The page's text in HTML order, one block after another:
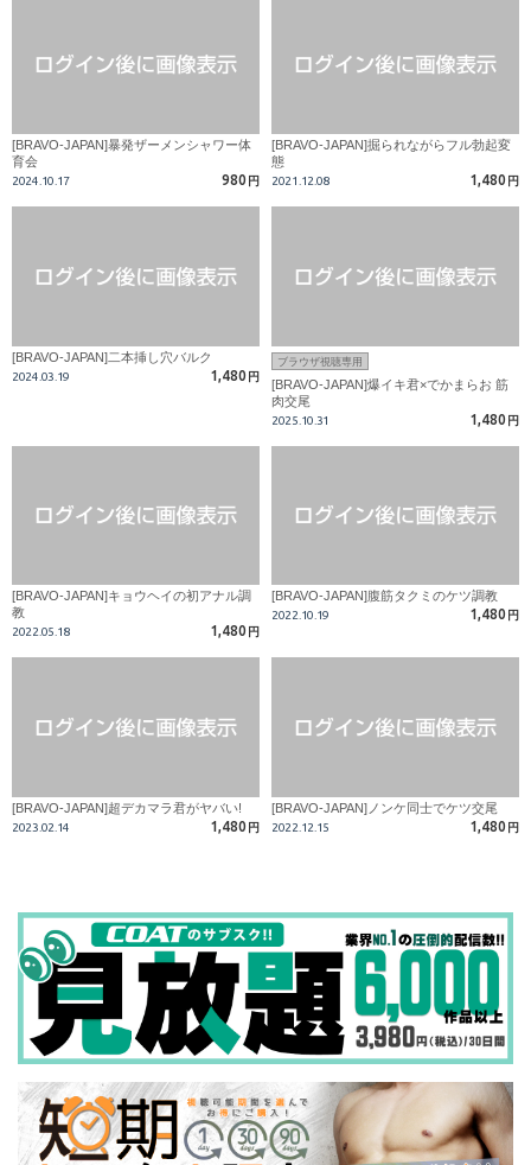
[BRAVO-JAPAN]暴発ザーメンシャワー体
育会
2024.10.17 980 円
[BRAVO-JAPAN]掘られながらフル勃起変
態
2021.12.08 1,480 円
[BRAVO-JAPAN]二本挿し穴バルク
2024.03.19 1,480 円
ブラウザ視聴専用
[BRAVO-JAPAN]爆イキ君×でかまらお 筋
肉交尾
2025.10.31 1,480 円
[BRAVO-JAPAN]キョウヘイの初アナル調
教
2022.05.18 1,480 円
[BRAVO-JAPAN]腹筋タクミのケツ調教
2022.10.19 1,480 円
[BRAVO-JAPAN]超デカマラ君がヤバい!
2023.02.14 1,480 円
[BRAVO-JAPAN]ノンケ同士でケツ交尾
2022.12.15 1,480 円